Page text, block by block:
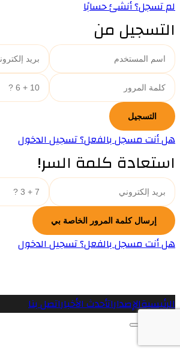
لم تسجل؟ أنشئ حسابًا
التسجيل من
هل أنت مسجل بالفعل؟ تسجيل الدخول
استعادة كلمة السر!
هل أنت مسجل بالفعل؟ تسجيل الدخول
الرئيسيةالإصداراتأحدث الأخباراتصل بنا